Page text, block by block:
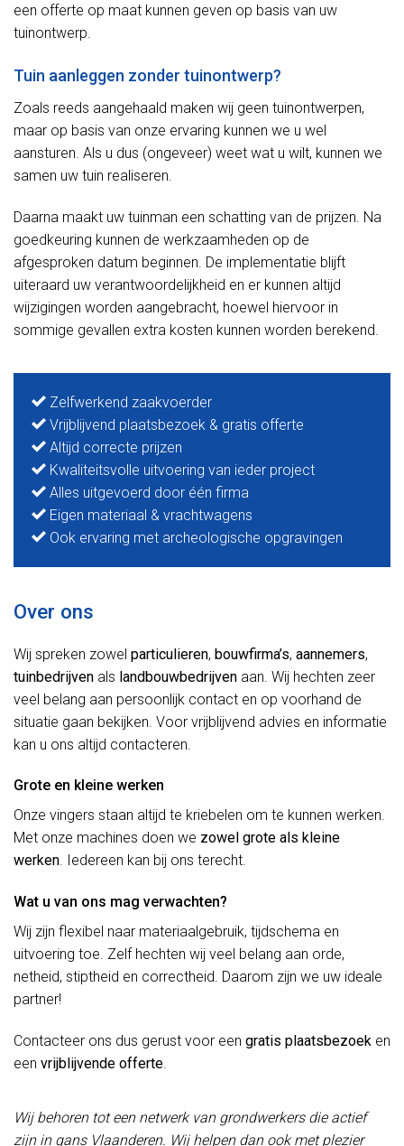
een offerte op maat kunnen geven op basis van uw
tuinontwerp.
Tuin aanleggen zonder tuinontwerp?
Zoals reeds aangehaald maken wij geen tuinontwerpen,
maar op basis van onze ervaring kunnen we u wel
aansturen. Als u dus (ongeveer) weet wat u wilt, kunnen we
samen uw tuin realiseren.
Daarna maakt uw tuinman een schatting van de prijzen. Na
goedkeuring kunnen de werkzaamheden op de
afgesproken datum beginnen. De implementatie blijft
uiteraard uw verantwoordelijkheid en er kunnen altijd
wijzigingen worden aangebracht, hoewel hiervoor in
sommige gevallen extra kosten kunnen worden berekend.
Zelfwerkend zaakvoerder
Vrijblijvend plaatsbezoek & gratis offerte
Altijd correcte prijzen
Kwaliteitsvolle uitvoering van ieder project
Alles uitgevoerd door één firma
Eigen materiaal & vrachtwagens
Ook ervaring met archeologische opgravingen
Over ons
Wij spreken zowel particulieren, bouwfirma’s, aannemers,
tuinbedrijven als landbouwbedrijven aan. Wij hechten zeer
veel belang aan persoonlijk contact en op voorhand de
situatie gaan bekijken. Voor vrijblijvend advies en informatie
kan u ons altijd contacteren.
Grote en kleine werken
Onze vingers staan altijd te kriebelen om te kunnen werken.
Met onze machines doen we zowel grote als kleine
werken. Iedereen kan bij ons terecht.
Wat u van ons mag verwachten?
Wij zijn flexibel naar materiaalgebruik, tijdschema en
uitvoering toe. Zelf hechten wij veel belang aan orde,
netheid, stiptheid en correctheid. Daarom zijn we uw ideale
partner!
Contacteer ons dus gerust voor een gratis plaatsbezoek en
een vrijblijvende offerte.
Wij behoren tot een netwerk van grondwerkers die actief
zijn in gans Vlaanderen. Wij helpen dan ook met plezier